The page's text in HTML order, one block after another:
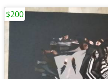
$200